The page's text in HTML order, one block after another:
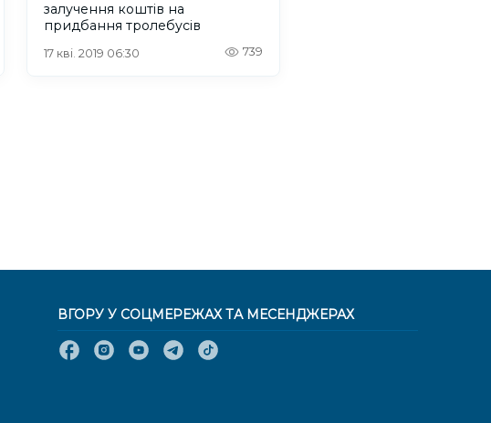
залучення коштів на
придбання тролебусів
17 кві. 2019 06:30 739
ВГОРУ У СОЦМЕРЕЖАХ ТА МЕСЕНДЖЕРАХ